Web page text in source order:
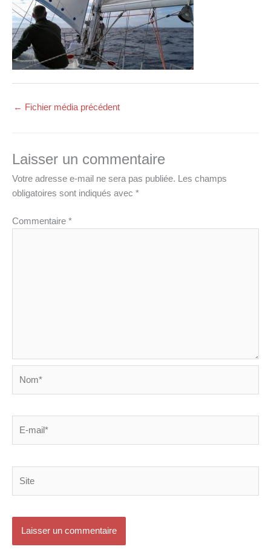
← Fichier média précédent
Laisser un commentaire
Votre adresse e-mail ne sera pas publiée.
Les champs
obligatoires sont indiqués avec *
Commentaire *